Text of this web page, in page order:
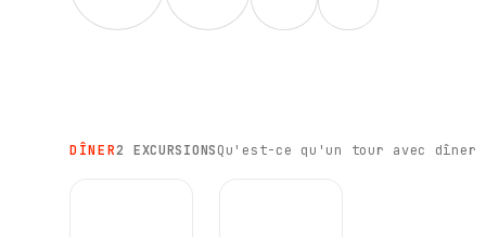
DÎNER2 EXCURSIONSQu'est-ce qu'un tour avec dîner